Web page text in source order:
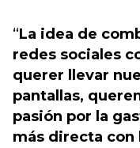
“La idea de
redes sociales
querer llevar
pantallas,
pasión por la
más directa con